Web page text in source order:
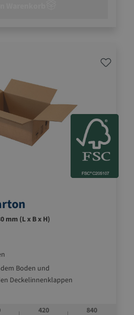
mm (L x B x H)
Boden und
Deckelinnenklappen
420 840